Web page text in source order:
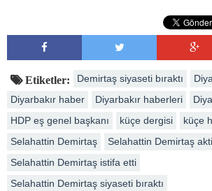
Etiketler: Demirtaş siyaseti bıraktı
Diyarbakır haber
Diyarbakır haberleri
HDP eş genel başkanı
küçe dergisi küçe
Selahattin Demirtaş
Selahattin Demirtaş
Selahattin Demirtaş istifa etti
Selahattin Demirtaş siyaseti bıraktı